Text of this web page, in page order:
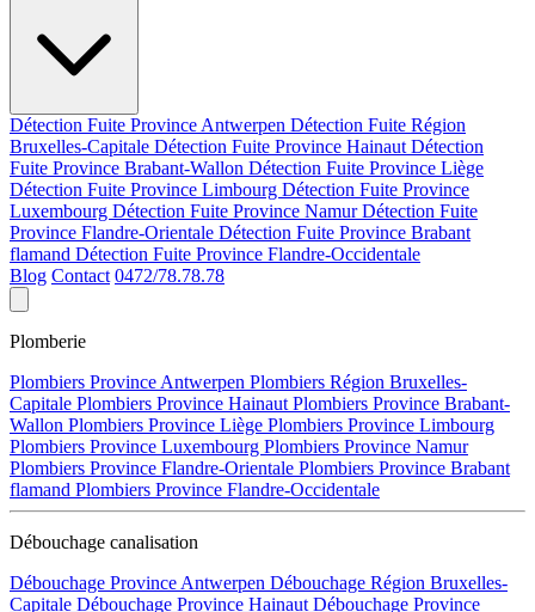
Détection Fuite Province Antwerpen Détection Fuite Région
Bruxelles-Capitale Détection Fuite Province Hainaut Détection
Fuite Province Brabant-Wallon Détection Fuite Province Liège
Détection Fuite Province Limbourg Détection Fuite Province
Luxembourg Détection Fuite Province NamurDétection Fuite
Province Flandre-Orientale Détection Fuite Province Brabant
flamand Détection Fuite Province Flandre-Occidentale
Blog Contact 0472/78.78.78
Plomberie
Plombiers Province Antwerpen Plombiers Région Bruxelles-
Capitale Plombiers Province Hainaut Plombiers Province Brabant-
Wallon Plombiers Province Liège Plombiers Province Limbourg
Plombiers Province Luxembourg Plombiers Province Namur
Plombiers Province Flandre-Orientale Plombiers Province Brabant
flamand Plombiers Province Flandre-Occidentale
Débouchage canalisation
Débouchage Province Antwerpen Débouchage Région Bruxelles-
Capitale Débouchage Province Hainaut Débouchage Province